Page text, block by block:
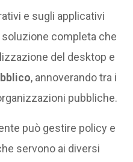
e sugli applicativi
completa che
del desktop e
, annoverando tra i
pubbliche.
può gestire policy e
servono ai diversi